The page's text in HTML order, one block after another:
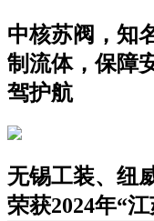
中核苏阀，知
制流体，保障
驾护航
无锡工装、纽
荣获2024年“